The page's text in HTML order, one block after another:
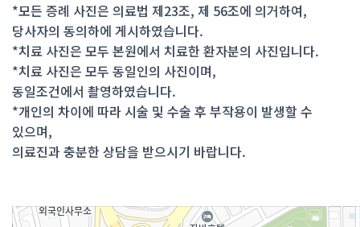
*모든 증례 사진은 의료법 제23조, 제 56조에 의거하여,
당사자의 동의하에 게시하였습니다.
*치료 사진은 모두 본원에서 치료한 환자분의 사진입니다.
*치료 사진은 모두 동일인의 사진이며,
동일조건에서 촬영하였습니다.
*개인의 차이에 따라 시술 및 수술 후 부작용이 발생할 수
있으며,
의료진과 충분한 상담을 받으시기 바랍니다.